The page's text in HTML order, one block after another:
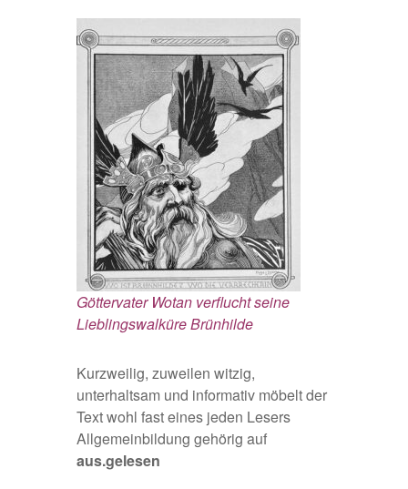
Göttervater Wotan verflucht seine
Lieblingswalküre Brünhilde
Kurzweilig, zuweilen witzig,
unterhaltsam und informativ möbelt der
Text wohl fast eines jeden Lesers
Allgemeinbildung gehörig auf
aus.gelesen